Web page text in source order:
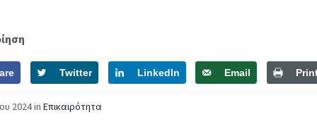
Twitter LinkedIn Email
2024inΕπικαιρότητα